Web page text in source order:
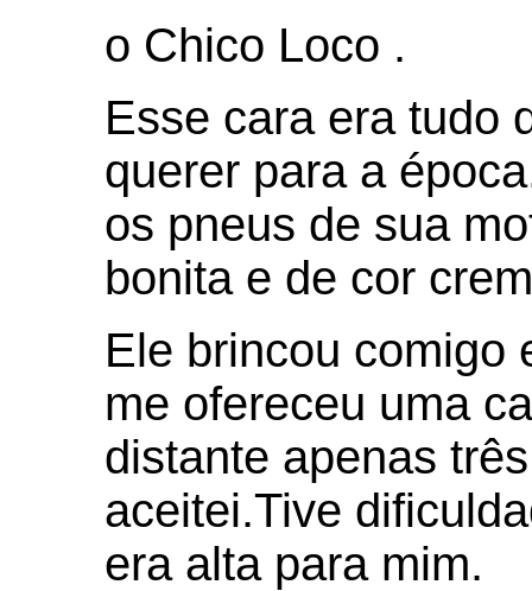
o Chico Loco .
Esse cara era tudo
querer para a
os pneus de sua
bonita e de cor
Ele brincou comigo
me ofereceu uma
distante apenas
aceitei.Tive
era alta para mim.